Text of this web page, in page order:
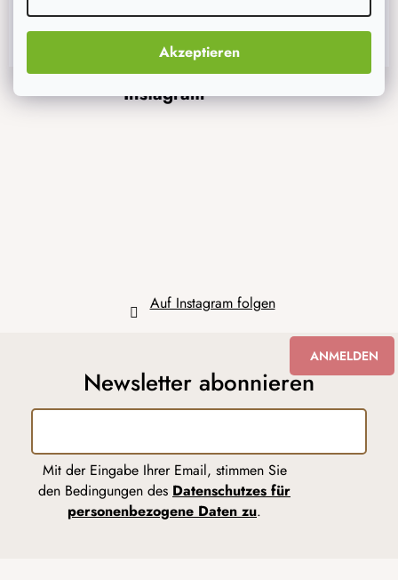
Akzeptieren
u Instagram
Auf Instagram folgen
Newsletter abonnieren
Mit der Eingabe Ihrer Email, stimmen Sie
den Bedingungen des Datenschutzes für
personenbezogene Daten zu.
ANMELDEN